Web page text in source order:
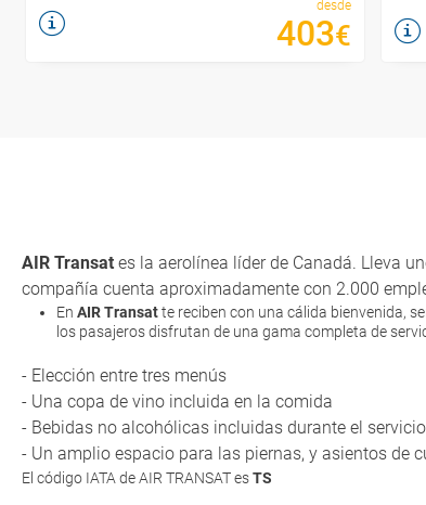
desde
403€
AIR Transat es la aerolínea líder de Canadá. Lleva
compañía cuenta aproximadamente con 2.000
En AIRTransatte reciben con una cálida bienvenida,
los pasajeros disfrutan de una gama completa de
- Elección entre tres menús
- Una copa de vino incluida en la comida
- Bebidas no alcohólicas incluidas durante el
- Un amplio espacio para las piernas, y asientos de
El código IATA de AIR TRANSAT esTS